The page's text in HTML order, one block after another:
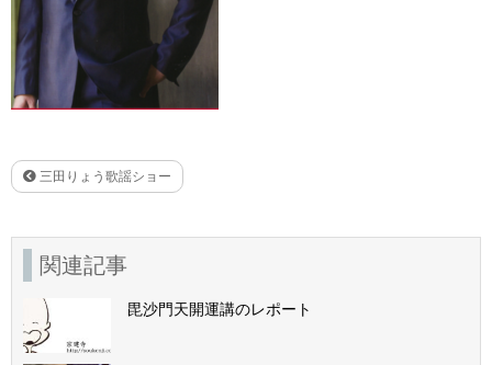
三田りょう歌謡ショー
関連記事
毘沙門天開運講のレポート